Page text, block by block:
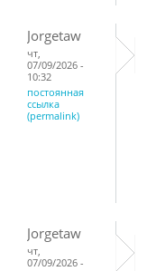
Jorgetaw
чт,
07/09/2026 -
10:32
постоянная
ссылка
(permalink)
Jorgetaw
чт,
07/09/2026 -